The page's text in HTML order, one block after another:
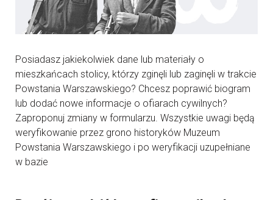
Posiadasz jakiekolwiek dane lub materiały o
mieszkańcach stolicy, którzy zginęli lub zaginęli w trakcie
Powstania Warszawskiego? Chcesz poprawić biogram
lub dodać nowe informacje o ofiarach cywilnych?
Zaproponuj zmiany w formularzu. Wszystkie uwagi będą
weryfikowanie przez grono historyków Muzeum
Powstania Warszawskiego i po weryfikacji uzupełniane
w bazie